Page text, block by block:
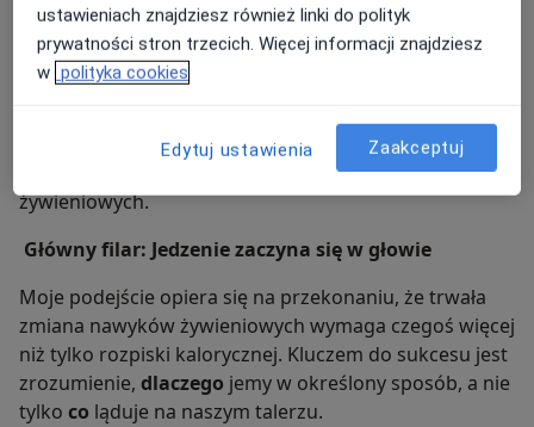
Podejście do żywienia
Jako psychodietetyk łączę wiedzę o żywieniu z
psychologią, aby pomagać ludziom budować zdrową i
trwałą relację z jedzeniem. Moje podejście nie opiera
się na restrykcyjnych dietach, lecz na zrozumieniu
emocjonalnych i behawioralnych przyczyn nawyków
żywieniowych.
Główny filar: Jedzenie zaczyna się w głowie
Moje podejście opiera się na przekonaniu, że trwała
zmiana nawyków żywieniowych wymaga czegoś więcej
niż tylko rozpiski kalorycznej. Kluczem do sukcesu jest
zrozumienie, dlaczego jemy w określony sposób, a nie
tylko co ląduje na naszym talerzu.
ustawieniach znajdziesz również linki do polityk
prywatności stron trzecich. Więcej informacji znajdziesz
w polityka cookies
Edytuj ustawienia Zaakceptuj